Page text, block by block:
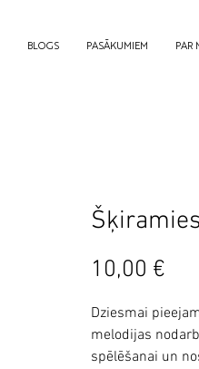
BLOGS PASĀKUMIEM PAR
10,00 €
Dziesmai
melodijas
spēlēšanai un